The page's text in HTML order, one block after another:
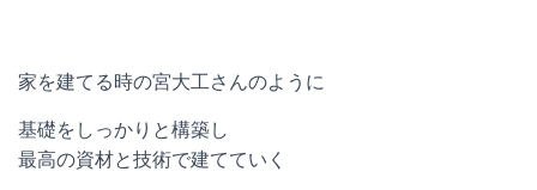
家を建てる時の宮大工さんのように
基礎をしっかりと構築し
最高の資材と技術で建てていく